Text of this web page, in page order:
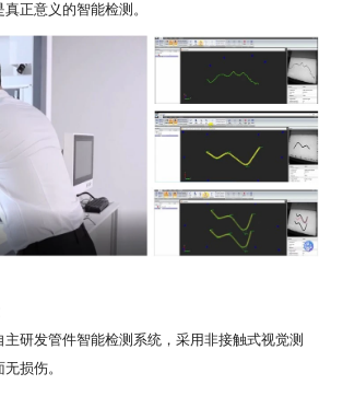
正意义的智能检测。
主研发管件智能检测系统，采用非接触式视觉测
损伤。